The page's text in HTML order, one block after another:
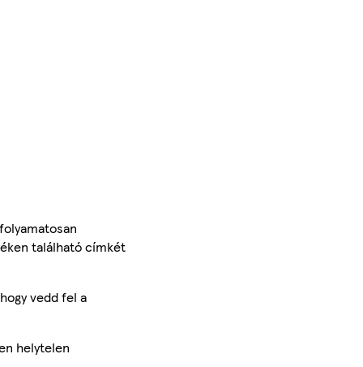
található címkét
vedd fel a
helytelen